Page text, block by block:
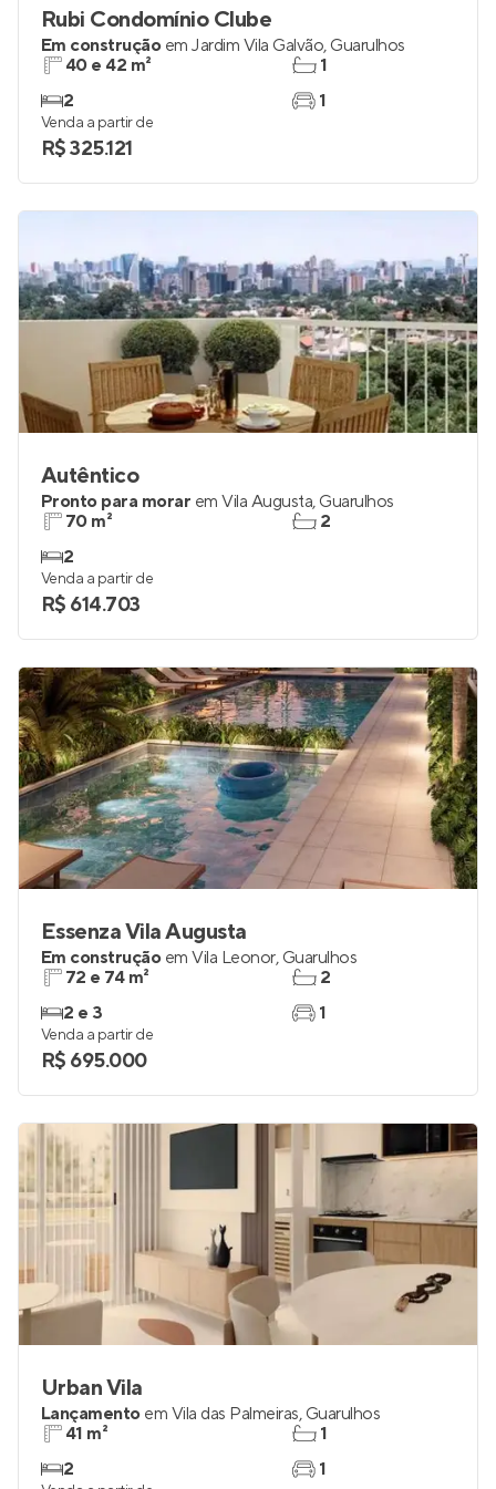
Rubi Condomínio Clube
Em construção em Jardim Vila Galvão, Guarulhos
40 e 42 m²
2
1
1
Venda a partir de
R$ 325.121
Autêntico
Pronto para morar em Vila Augusta, Guarulhos
70 m²
2
2
Venda a partir de
R$ 614.703
Essenza Vila Augusta
Em construção em Vila Leonor, Guarulhos
72 e 74 m²
2 e 3
2
1
Venda a partir de
R$ 695.000
Urban Vila
Lançamento em Vila das Palmeiras, Guarulhos
41 m²
2
1
1